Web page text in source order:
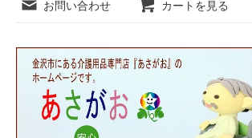
お問い合わせ カートを見る